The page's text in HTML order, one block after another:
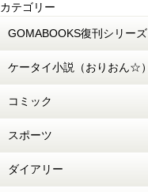
カテゴリー
GOMABOOKS復刊シリーズ
ケータイ小説（おりおん☆）
コミック
スポーツ
ダイアリー